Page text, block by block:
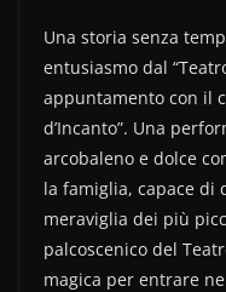
Una storia senza
entusiasmo dal
appuntamento con il
d’Incanto”. Una
arcobaleno e dolce
la famiglia, capace di
meraviglia dei più
palcoscenico del
magica per entrare